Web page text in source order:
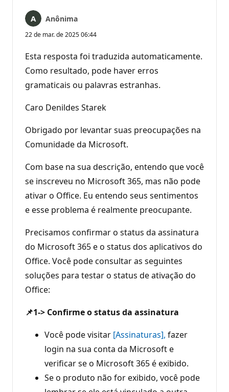
Anônima
22 de mar. de 2025 06:44
Esta resposta foi traduzida automaticamente.
Como resultado, pode haver erros
gramaticais ou palavras estranhas.
Caro Denildes Starek
Obrigado por levantar suas preocupações na
Comunidade da Microsoft.
Com base na sua descrição, entendo que você
se inscreveu no Microsoft 365, mas não pode
ativar o Office. Eu entendo seus sentimentos
e esse problema é realmente preocupante.
Precisamos confirmar o status da assinatura
do Microsoft 365 e o status dos aplicativos do
Office. Você pode consultar as seguintes
soluções para testar o status de ativação do
Office:
📌1-> Confirme o status da assinatura
Você pode visitar [Assinaturas], fazer
login na sua conta da Microsoft e
verificar se o Microsoft 365 é exibido.
Se o produto não for exibido, você pode